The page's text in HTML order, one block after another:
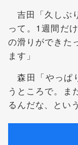
吉田「久しぶ
って。1週間だ
の滑りができた
ます」
森田「やっぱ
うところで。ま
るんだな、とい